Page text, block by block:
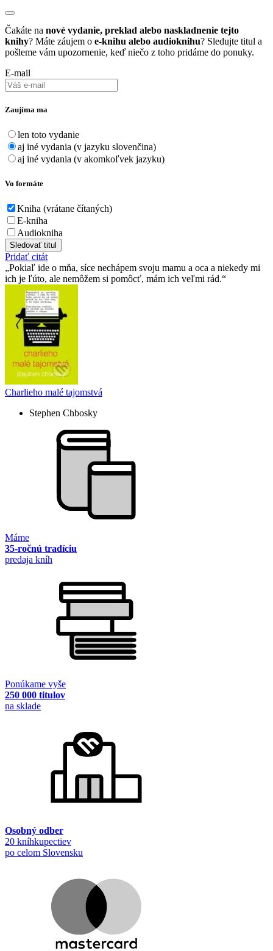
Čakáte na nové vydanie, preklad alebo naskladnenie tejto
knihy? Máte záujem o e-knihu alebo audioknihu? Sledujte titul a
pošleme vám upozornenie, keď niečo z toho pridáme do ponuky.
E-mail
Zaujíma ma
len toto vydanie
aj iné vydania (v jazyku slovenčina)
aj iné vydania (v akomkoľvek jazyku)
Vo formáte
Kniha (vrátane čítaných)
E-kniha
Audiokniha
Sledovať titul
Pridať citát
Pokiaľ ide o mňa, síce nechápem svoju mamu a oca a niekedy mi
ich je ľúto, ale nemôžem si pomôcť, mám ich veľmi rád.
Charlieho malé tajomstvá
Stephen Chbosky
Máme
35-ročnú tradíciu
predaja kníh
Ponúkame vyše
250 000 titulov
na sklade
Osobný odber
20 kníhkupectiev
po celom Slovensku